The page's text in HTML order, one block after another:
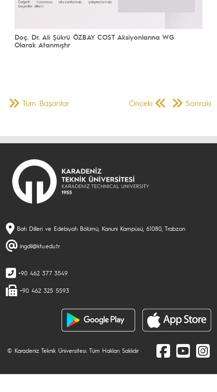
Doç. Dr. Ali Şükrü ÖZBAY COST Aksiyonlarına WG
Olarak Atanmıştır
Önceki Sonraki
Tüm Başarılar
Batı Dilleri ve Edebiyatı Bölümü, Kanuni Kampüsü, 61080, Trabzon
ingdil@ktu.edu.tr
+90 462 377 3549
+90 462 325 5593
© Karadeniz Teknik Üniversitesi. Tüm Hakları Saklıdır